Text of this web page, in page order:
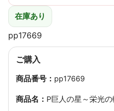
在庫あり
pp17669
ご購入
商品番号： pp17669
商品名： P巨人の星～栄光